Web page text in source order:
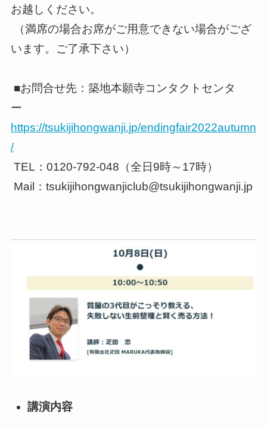
お越しください。
（満席の場合お席がご用意できない場合がござ
います。ご了承下さい）
■お問合せ先：築地本願寺コンタクトセンタ
ー
https://tsukijihongwanji.jp/endingfair2022autumn
/
TEL：0120-792-048（全日9時～17時）
Mail：tsukijihongwanjiclub@tsukijihongwanji.jp
講演内容